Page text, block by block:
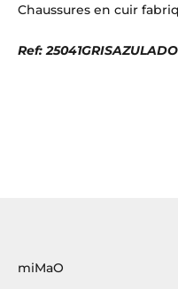
Chaussures en cuir
Ref: 25041GRISAZULADO
miMaO